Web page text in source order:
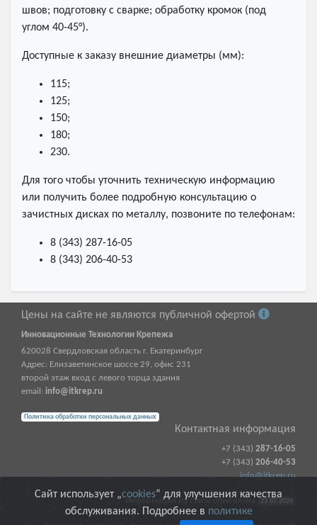
швов; подготовку с сварке; обработку кромок (под
углом 40-45°).
Доступные к заказу внешние диаметры (мм):
115;
125;
150;
180;
230.
Для того чтобы уточнить техническую информацию
или получить более подробную консультацию о
зачистных дисках по металлу, позвоните по телефонам:
8 (343) 287-16-05
8 (343) 206-40-53
Цены на сайте не являются публичной офертой
Инновационные Технологии Крепежа
620028 Свердловская область г. Екатеринбург
Адрес: Елизаветинское шоссе 29, офис 231
второй этаж вход с левого торца здания
email: info@itkrep.ru
Политика обработки персональных данных
Контактная информация
+7 (343) 287-16-05
+7 (343) 206-40-53
info@itkrep.ru
Информация на сайте обновлена 23.07.2026
Сайт использует „cookies“ для улучшения качества
обслуживания. Подробнее в политике